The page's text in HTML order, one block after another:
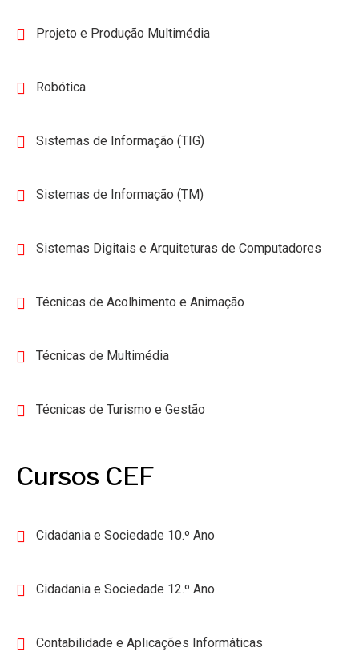
Projeto e Produção Multimédia
Robótica
Sistemas de Informação (TIG)
Sistemas de Informação (TM)
Sistemas Digitais e Arquiteturas de Computadores
Técnicas de Acolhimento e Animação
Técnicas de Multimédia
Técnicas de Turismo e Gestão
Cursos CEF
Cidadania e Sociedade 10.º Ano
Cidadania e Sociedade 12.º Ano
Contabilidade e Aplicações Informáticas